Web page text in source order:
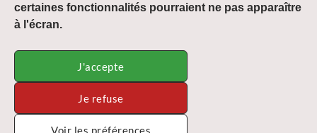
certaines fonctionnalités pourraient ne pas apparaître
à l'écran.
J'accepte
Je refuse
Voir les préférences
Mentions légales
Plan du site